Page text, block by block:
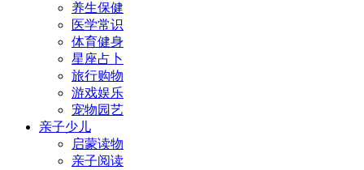
养生保健
医学常识
体育健身
星座占卜
旅行购物
游戏娱乐
宠物园艺
亲子少儿
启蒙读物
亲子阅读